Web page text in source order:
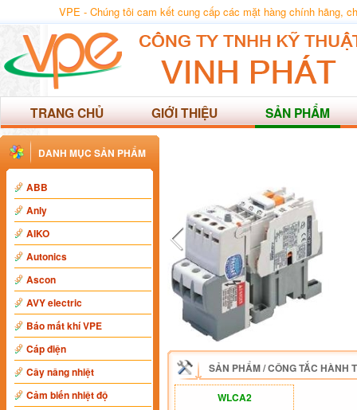
VPE - Chúng tôi cam kết cung cấp các mặt hàng chính hãng,
TRANG CHỦ GIỚI THIỆU SẢN PHẨM
DANH MỤC SẢN PHẨM
ABB
Anly
AIKO
Autonics
Ascon
AVY electric
Báo mất khí VPE
Cáp điện
Cây nâng nhiệt
Cảm biến nhiệt độ
SẢN PHẨM/CÔNG TẮC HÀNH
WLCA2